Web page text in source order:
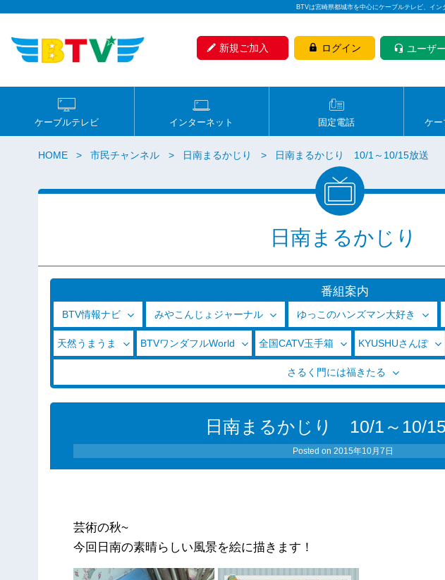
BTVは宮崎県都城市を中心にケーブルテレビ、イ
新規ご加入 ログイン ユーザ
ケーブルテレビ インターネット 固定電話 ケー
HOME 市民チャンネル 日南まるかじり 日南まるかじり 10/1～10/15放送
日南まるかじり
番組案内
BTV情報ナビ みやこんじょジャーナル ゆっこのハンズマン大好き
天然うまうま BTVワンダフルWorld 全国CATV玉手箱 KYUSHUさんぽ
さるく門には福きたる
日南まるかじり 10/1～10/
Posted on2015年10月7日
芸術の秋~
今回日南の素晴らしい風景を絵に描きます！